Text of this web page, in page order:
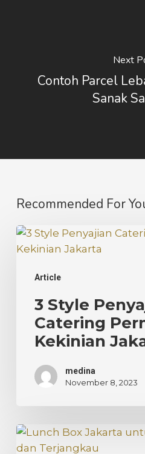
Next
Contoh Parcel
Sanak
Recommended For
Article
3
Style
Catering
Pernikahan
Kekinian
Jakarta
3 Style
Catering
Kekinian
medina
November 8, 2023
Lunch
Box